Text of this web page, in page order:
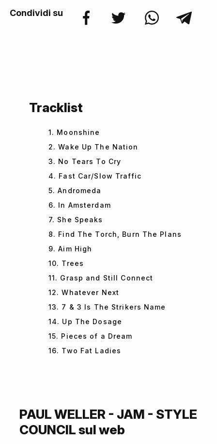
Condividi su
Tracklist
1. Moonshine
2. Wake Up The Nation
3. No Tears To Cry
4. Fast Car/Slow Traffic
5. Andromeda
6. In Amsterdam
7. She Speaks
8. Find The Torch, Burn The Plans
9. Aim High
10. Trees
11. Grasp and Still Connect
12. Whatever Next
13. 7 & 3 Is The Strikers Name
14. Up The Dosage
15. Pieces of a Dream
16. Two Fat Ladies
PAUL WELLER - JAM - STYLE
COUNCIL sul web